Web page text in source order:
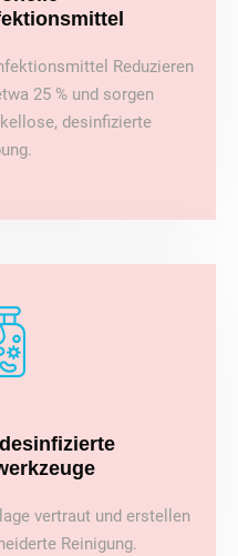
Reduzieren
25 % und sorgen
desinfizierte
vertraut und erstellen
Reinigung.